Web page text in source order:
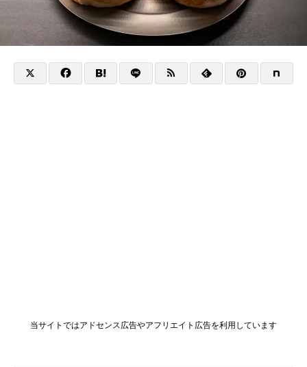
当サイトではアドセンス広告やアフリエイト広告を利用しています